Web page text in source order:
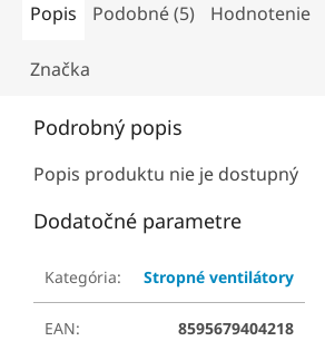
Popis Podobné (5) Hodnotenie
Značka
Podrobný popis
Popis produktu nie je dostupný
Dodatočné parametre
Kategória: Stropné ventilátory
EAN: 8595679404218